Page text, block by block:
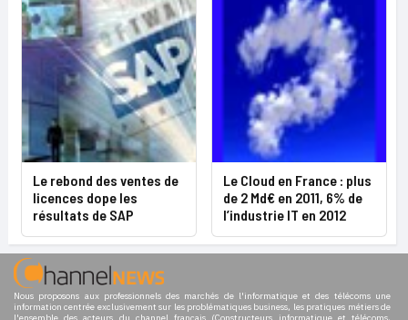
Le rebond des ventes de
licences dope les
résultats de SAP
Le Cloud en France : plus
de 2 Md€ en 2011, 6% de
l’industrie IT en 2012
Nous proposons aux professionnels des marchés de l'informatique et des télécoms une
information centrée exclusivement sur les problématiques business, les pratiques métiers de